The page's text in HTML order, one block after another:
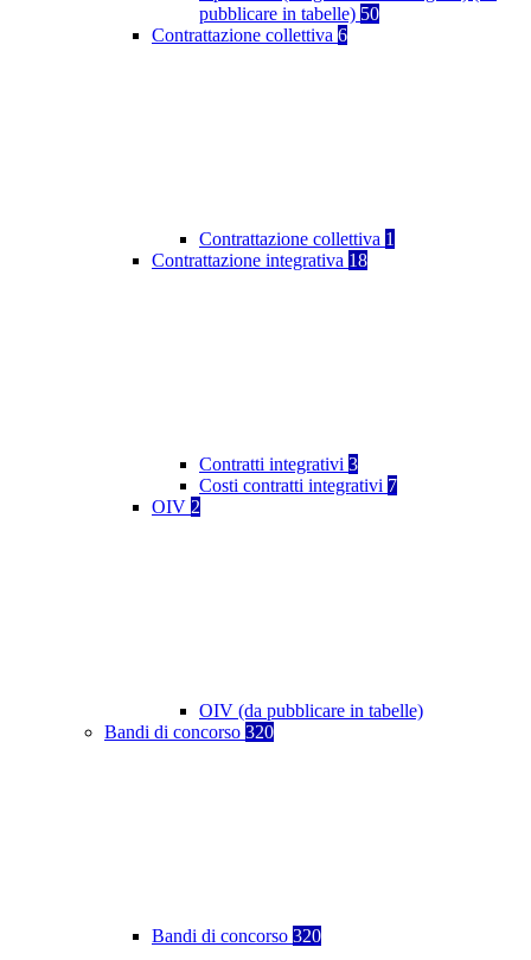
pubblicare in tabelle) 50
Contrattazione collettiva 6
Contrattazione collettiva 1
Contrattazione integrativa 18
Contratti integrativi 3
Costi contratti integrativi 7
OIV 2
OIV (da pubblicare in tabelle)
Bandi di concorso 320
Bandi di concorso 320